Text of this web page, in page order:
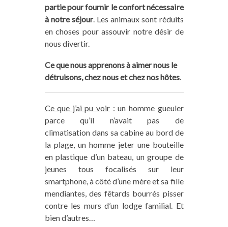
partie pour fournir le confort nécessaire
à notre séjour. Les animaux sont réduits
en choses pour assouvir notre désir de
nous divertir.
Ce que nous apprenons à aimer nous le
détruisons, chez nous et chez nos hôtes.
Ce que j’ai pu voir : un homme gueuler
parce qu’il n’avait pas de
climatisation dans sa cabine au bord de
la plage, un homme jeter une bouteille
en plastique d’un bateau, un groupe de
jeunes tous focalisés sur leur
smartphone, à côté d’une mère et sa fille
mendiantes, des fêtards bourrés pisser
contre les murs d’un lodge familial. Et
bien d’autres…